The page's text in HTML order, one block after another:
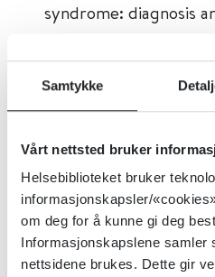
Samtykke
Vårt nettsted bruker
Helsebiblioteket bruker
informasjonskapsler/
om deg for å kunne gi deg
Informasjonskapslene samler
nettsidene brukes. Dette gir
syndrome: diagnosis
Tema: Psykisk helse,
Emner:Kronisk
Dokumenttype:
Utgiver:National
Care Excellence
Språk:Engelsk